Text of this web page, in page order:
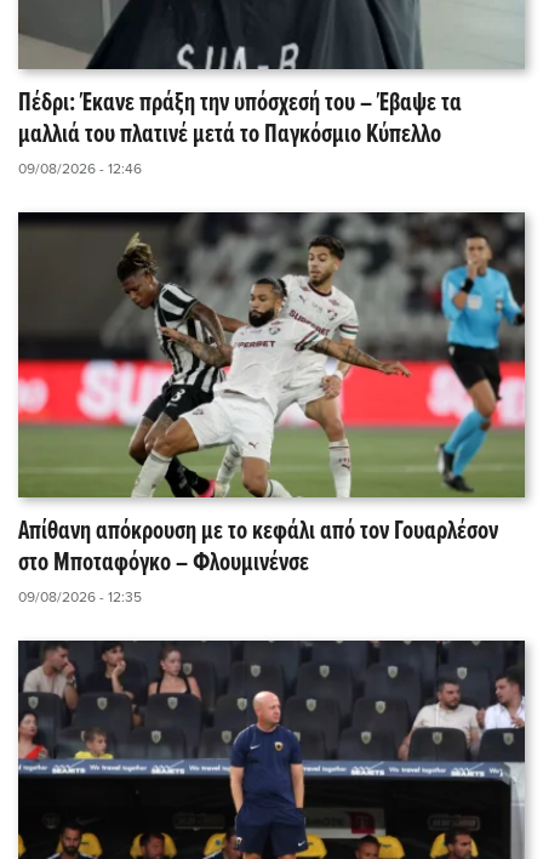
Πέδρι: Έκανε πράξη την υπόσχεσή του – Έβαψε τα
μαλλιά του πλατινέ μετά το Παγκόσμιο Κύπελλο
09/08/2026 - 12:46
Απίθανη απόκρουση με το κεφάλι από τον Γουαρλέσον
στο Μποταφόγκο – Φλουμινένσε
09/08/2026 - 12:35